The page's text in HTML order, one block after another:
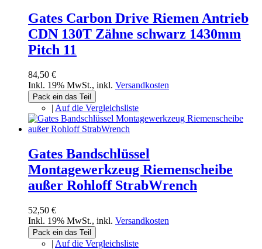
Gates Carbon Drive Riemen Antrieb
CDN 130T Zähne schwarz 1430mm
Pitch 11
84,50 €
Inkl. 19% MwSt., inkl. Versandkosten
Pack ein das Teil
| Auf die Vergleichsliste
Gates Bandschlüssel
Montagewerkzeug Riemenscheibe
außer Rohloff StrabWrench
52,50 €
Inkl. 19% MwSt., inkl. Versandkosten
Pack ein das Teil
| Auf die Vergleichsliste